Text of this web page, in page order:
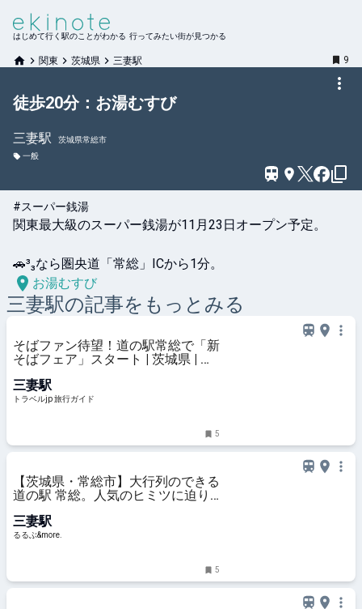
はじめて行く駅のことがわかる 行ってみたい街が見つかる
関東 茨城県 三妻駅 9
徒歩20分：お湯むすび
三妻駅
茨城県常総市
一般
#スーパー銭湯
関東最大級のスーパー銭湯が11月23日オープン予定。
🚗³₃なら圏央道「常総」ICから1分。
お湯むすび
三妻駅の記事をもっとみる
そばファン待望！道の駅常総で「新
そばフェア」スタート | 茨城県 | ト
三妻駅
トラベルjp 旅行ガイド
5
【茨城県・常総市】大行列のできる
道の駅 常総。人気のヒミツに迫り
三妻駅
るるぶ&more.
5